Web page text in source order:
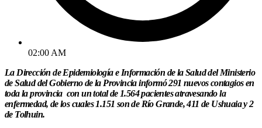
02:00 AM
La Dirección de Epidemiología e Información de la Salud del Ministerio
de Salud del Gobierno de la Provincia informó 291 nuevos contagios en
toda la provincia con un total de 1.564 pacientes atravesando la
enfermedad, de los cuales 1.151 son de Río Grande, 411 de Ushuaia y 2
de Tolhuin.